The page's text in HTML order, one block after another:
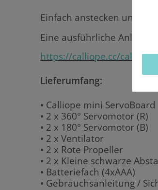
Einfach anstecken und
Eine ausführliche
https://calliope.cc/
Lieferumfang:
• Calliope mini ServoBoard
• 2 x 360° Servomotor (R)
• 2 x 180° Servomotor (B)
• 2 x Ventilator
• 2 x Rote Propeller
• 2 x Kleine schwarze
• Batteriefach (4xAAA)
• Gebrauchsanleitung /